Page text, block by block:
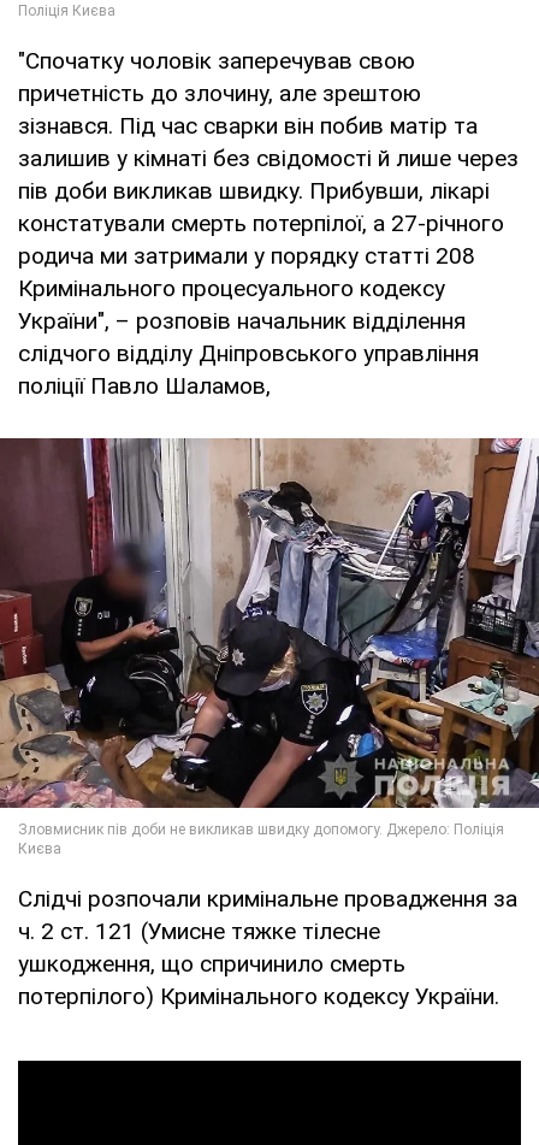
"Спочатку чоловік заперечував свою
причетність до злочину, але зрештою
зізнався. Під час сварки він побив матір та
залишив у кімнаті без свідомості й лише через
пів доби викликав швидку. Прибувши, лікарі
констатували смерть потерпілої, а 27-річного
родича ми затримали у порядку статті 208
Кримінального процесуального кодексу
України", – розповів начальник відділення
слідчого відділу Дніпровського управління
поліції Павло Шаламов,
Слідчі розпочали кримінальне провадження за
ч. 2 ст. 121 (Умисне тяжке тілесне
ушкодження, що спричинило смерть
потерпілого) Кримінального кодексу України.